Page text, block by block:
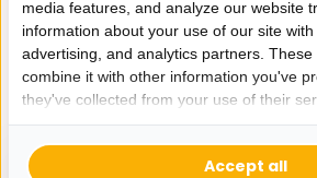
Ontvang de nieuwste aanbiedingen en
je niet spammen, beloofd.
media features, and analyze our website
information about your use of our site with
advertising, and analytics partners.
combine it with other information you've
they've collected from your use of their
Accept all